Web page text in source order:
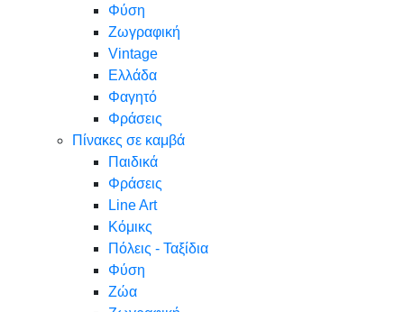
Φύση
Ζωγραφική
Vintage
Ελλάδα
Φαγητό
Φράσεις
Πίνακες σε καμβά
Παιδικά
Φράσεις
Line Art
Κόμικς
Πόλεις - Ταξίδια
Φύση
Ζώα